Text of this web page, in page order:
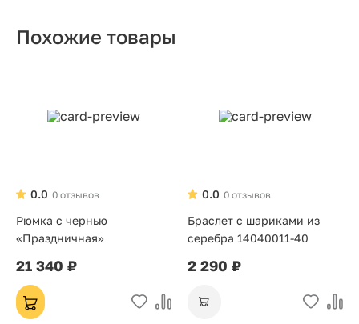
Похожие товары
0 отзывов
0.0
Рюмка с чернью
«Праздничная»
21 340 ₽
0 отзывов
0.0
Браслет с шариками из
серебра 14040011-40
2 290 ₽